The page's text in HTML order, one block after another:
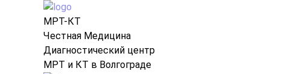
МРТ-КТ
Честная Медицина
Диагностический центр
МРТ и КТ в Волгограде